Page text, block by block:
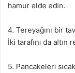
hamur elde edin.
4. Tereyağını bir
İki tarafını da altın
5. Pancakeleri